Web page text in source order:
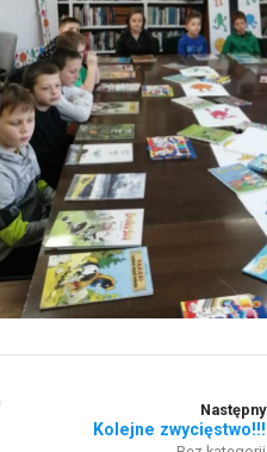
Następny
Kolejne zwycięstwo!!!